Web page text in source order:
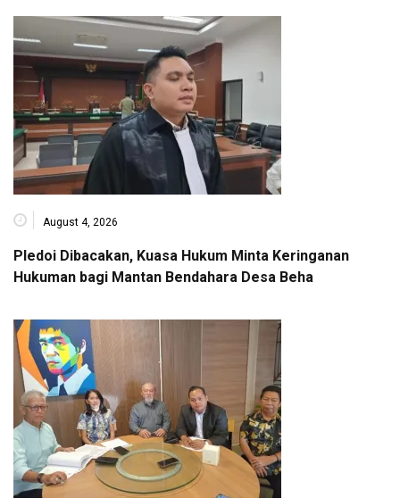
August 4, 2026
Pledoi Dibacakan, Kuasa Hukum Minta Keringanan
Hukuman bagi Mantan Bendahara Desa Beha